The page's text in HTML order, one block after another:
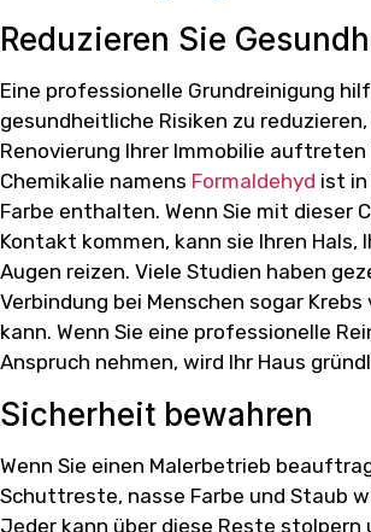
Reduzieren Sie
Eine professionelle Grundreinigung
gesundheitliche Risiken zu
Renovierung Ihrer Immobilie auftreten
Chemikalie namens Formaldehyd ist in
Farbe enthalten. Wenn Sie mit dieser
Kontakt kommen, kann sie Ihren Hals,
Augen reizen. Viele Studien haben
Verbindung bei Menschen sogar Krebs
kann. Wenn Sie eine professionelle
Anspruch nehmen, wird Ihr Haus
Sicherheit bewahren
Wenn Sie einen Malerbetrieb
Schuttreste, nasse Farbe und Staub
Jeder kann über diese Reste stolpern